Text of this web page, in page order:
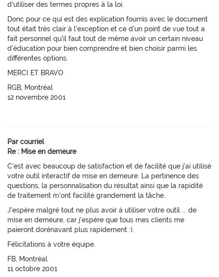
d'utiliser des termes propres à la loi.
Donc pour ce qui est des explication fournis avec le document
tout était très clair à l'exception et ce d'un point de vue tout a
fait personnel qu'il faut tout de même avoir un certain niveau
d'éducation pour bien comprendre et bien choisir parmi les
différentes options.
MERCI ET BRAVO
RGB, Montréal
12 novembre 2001
Par courriel
Re : Mise en demeure
C'est avec beaucoup de satisfaction et de facilité que j'ai utilisé
votre outil interactif de mise en demeure. La pertinence des
questions, la personnalisation du résultat ainsi que la rapidité
de traitement m'ont facilité grandement la tâche.
J'espère malgré tout ne plus avoir à utiliser votre outil ... de
mise en demeure, car j'espère que tous mes clients me
paieront dorénavant plus rapidement :).
Félicitations à votre équipe.
FB, Montréal
11 octobre 2001